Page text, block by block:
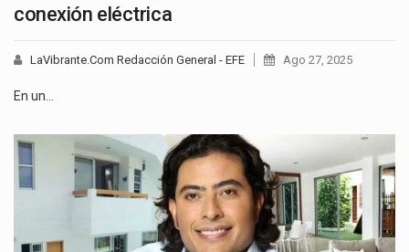
conexión eléctrica
LaVibrante.Com Redacción General - EFE Ago 27, 2025
En un…